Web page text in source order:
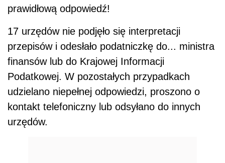
prawidłową odpowiedź!
17 urzędów nie podjęło się interpretacji
przepisów i odesłało podatniczkę do... ministra
finansów lub do Krajowej Informacji
Podatkowej. W pozostałych przypadkach
udzielano niepełnej odpowiedzi, proszono o
kontakt telefoniczny lub odsyłano do innych
urzędów.